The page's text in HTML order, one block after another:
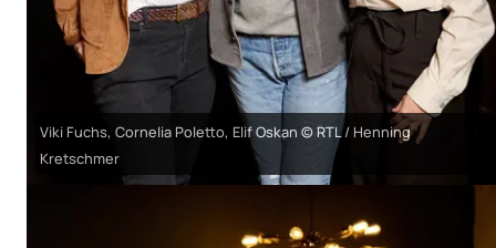
Viki Fuchs, Cornelia Poletto, Elif Oskan © RTL / Henning
Kretschmer